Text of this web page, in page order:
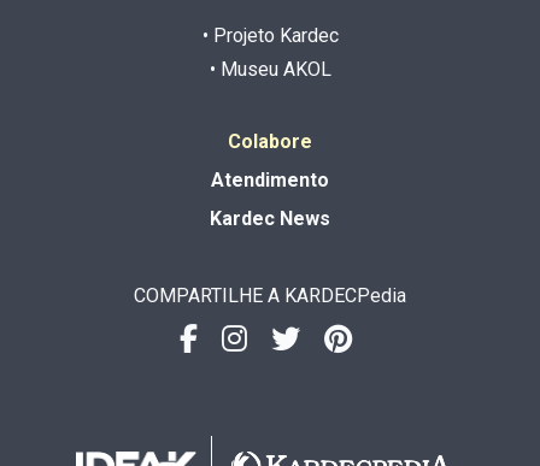
• Projeto Kardec
• Museu AKOL
Colabore
Atendimento
Kardec News
COMPARTILHE A KARDECPedia